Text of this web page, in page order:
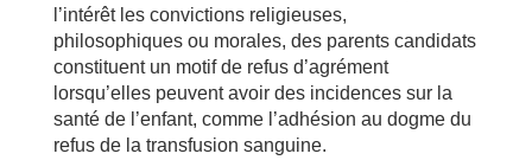
l’intérêt les convictions religieuses,
philosophiques ou morales, des parents candidats
constituent un motif de refus d’agrément
lorsqu’elles peuvent avoir des incidences sur la
santé de l’enfant, comme l’adhésion au dogme du
refus de la transfusion sanguine.